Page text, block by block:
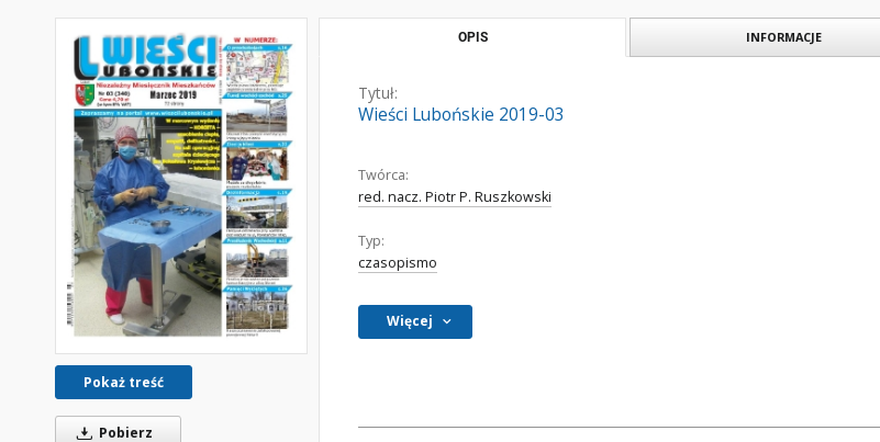
Pokaż treść
Pobierz
OPIS INFORMACJE
Tytuł:
Wieści Lubońskie 2019-03
Twórca:
red. nacz. Piotr P. Ruszkowski
Typ:
czasopismo
Więcej